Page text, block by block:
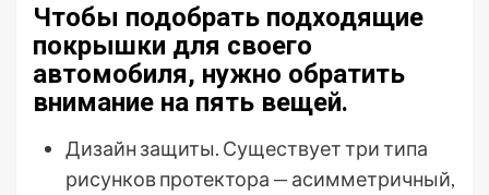
Чтобы подобрать подходящие
покрышки для своего
автомобиля, нужно обратить
внимание на пять вещей.
Дизайн защиты. Существует три типа
рисунков протектора — асимметричный,